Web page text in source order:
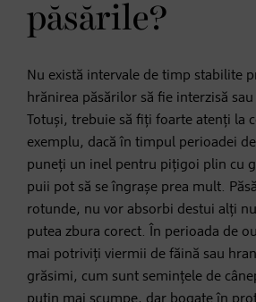
păsările?
Nu există intervale de timp stabilite
hrănirea păsărilor să fie interzisă
Totuși, trebuie să fiți foarte atenți la
exemplu, dacă în timpul perioadei
puneți un inel pentru pițigoi plin cu
puii pot să se îngrașe prea mult.
rotunde, nu vor absorbi destui alți
putea zbura corect. În perioada de
mai potriviți viermii de făină sau
grăsimi, cum sunt semințele de
puțin mai scumpe, dar bogate în